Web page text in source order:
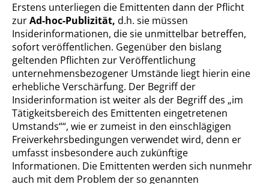
Erstens unterliegen die Emittenten dann der Pflicht
zurAd-hoc-Publizität, d.h. sie müssen
Insiderinformationen, die sie unmittelbar betreffen,
sofort veröffentlichen. Gegenüber den bislang
geltenden Pflichten zur Veröffentlichung
unternehmensbezogener Umstände liegt hierin eine
erhebliche Verschärfung. Der Begriff der
Insiderinformation ist weiter als der Begriff des „im
Tätigkeitsbereich des Emittenten eingetretenen
Umstands““, wie er zumeist in den einschlägigen
Freiverkehrsbedingungen verwendet wird, denn er
umfasst insbesondere auch zukünftige
Informationen. Die Emittenten werden sich nunmehr
auch mit dem Problem der so genannten